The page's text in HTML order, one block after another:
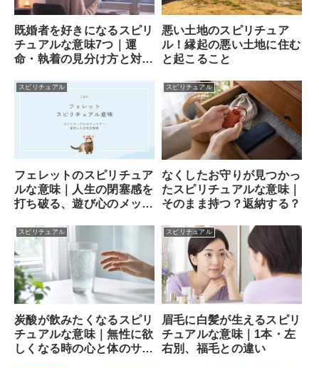
既婚者を好きになるスピリ
チュアルな意味7つ｜運
命・執着の見分け方と対処
悪い土地のスピリチュア
ル！縁起の悪い土地に住む
と起こること
スピリチュアル
フェレットのスピリチュア
ルな意味｜人生の閉塞感を
打ち破る、遊び心のメッセ
スピリチュアル
なくしたお守りが見つかっ
たスピリチュアルな意味｜
そのまま持つ？返納する？
スピリチュアル
炭酸が飲みたくなるスピリ
チュアルな意味｜無性に欲
しくなる時の心と体のサイ
スピリチュアル
眉毛に白髪が生えるスピリ
チュアルな意味｜1本・左
右別、福毛との違い